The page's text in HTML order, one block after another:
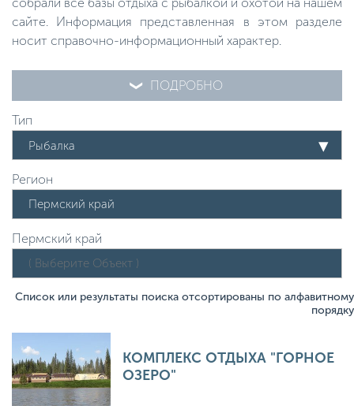
сайте. Информация представленная в этом разделе
носит справочно-информационный характер.
ПОДРОБНО
Тип
Рыбалка
Регион
Пермский край
Список или результаты поиска отсортированы по алфавитному
порядку
КОМПЛЕКС ОТДЫХА "ГОРНОЕ
ОЗЕРО"